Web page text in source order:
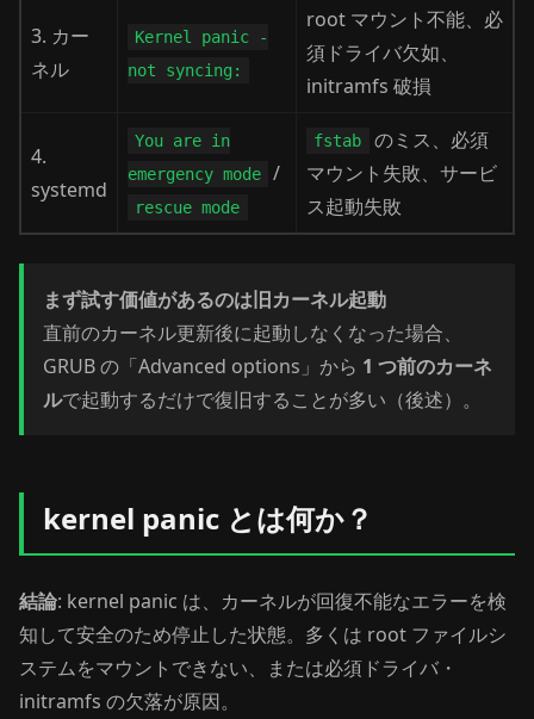
3. カー
ネル
Kernel panic -
not syncing:
root マウント不能、必
須ドライバ欠如、
initramfs 破損
4.
systemd
You are in
emergency mode
/
rescue mode
fstab
のミス、必須
マウント失敗、サービ
ス起動失敗
まず試す価値があるのは旧カーネル起動
直前のカーネル更新後に起動しなくなった場合、
GRUB の「Advanced options」から 1 つ前のカーネ
ルで起動するだけで復旧することが多い（後述）。
kernel panic とは何か？
結論: kernel panic は、カーネルが回復不能なエラーを検
知して安全のため停止した状態。多くは root ファイルシ
ステムをマウントできない、または必須ドライバ・
initramfs の欠落が原因。